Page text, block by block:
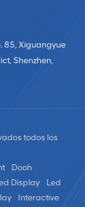
85, Xiguangyue
Shenzhen,
todos los
Dooh
Display
Led
Interactive